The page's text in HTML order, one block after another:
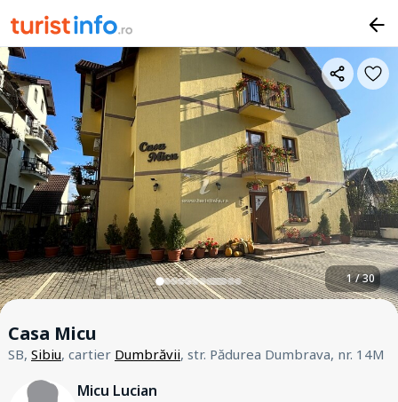
1 / 30
Casa Micu
SB, Sibiu, cartier Dumbrăvii, str. Pădurea Dumbrava, nr. 14M
Micu Lucian